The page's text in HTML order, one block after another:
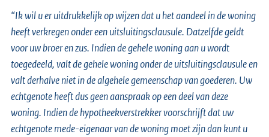
“Ik wil u er uitdrukkelijk op wijzen dat u het aandeel in de woning
heeft verkregen onder een uitsluitingsclausule. Datzelfde geldt
voor uw broer en zus. Indien de gehele woning aan u wordt
toegedeeld, valt de gehele woning onder de uitsluitingsclausule en
valt derhalve niet in de algehele gemeenschap van goederen. Uw
echtgenote heeft dus geen aanspraak op een deel van deze
woning. Indien de hypotheekverstrekker voorschrijft dat uw
echtgenote mede-eigenaar van de woning moet zijn dan kunt u